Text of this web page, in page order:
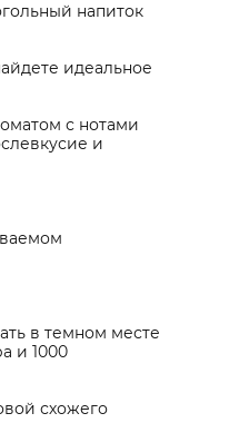
напиток
идеальное
с нотами
и
в темном месте
и 1000
схожего